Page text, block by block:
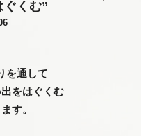
くむ”
を通して
をはぐくむ
す。